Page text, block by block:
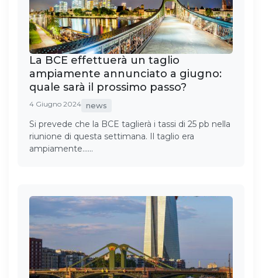
La BCE effettuerà un taglio
ampiamente annunciato a giugno:
quale sarà il prossimo passo?
4 Giugno 2024 news
Si prevede che la BCE taglierà i tassi di 25 pb nella
riunione di questa settimana. Il taglio era
ampiamente……